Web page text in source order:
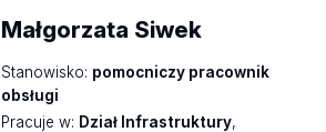
Małgorzata Siwek
Stanowisko: pomocniczy pracownik
obsługi
Pracuje w: Dział Infrastruktury,